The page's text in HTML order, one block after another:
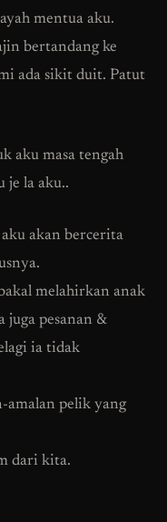
mentua aku.
bertandang ke
ada sikit duit. Patut
aku masa tengah
je la aku..
akan bercerita
melahirkan anak
juga pesanan &
ia tidak
amalan pelik yang
dari kita.